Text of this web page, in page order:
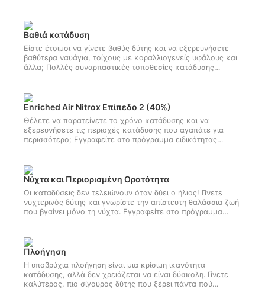
αυτό το βασικό μάθημα ειδικότητας τώρα!!
Βαθιά κατάδυση
Είστε έτοιμοι να γίνετε βαθύς δύτης και να εξερευνήσετε
βαθύτερα ναυάγια, τοίχους με κοραλλιογενείς υφάλους και
άλλα; Πολλές συναρπαστικές τοποθεσίες κατάδυσης
ασφάλεια και σιγουριά. Θα μάθετε πώς να σχεδιάζετε και
να πραγματοποιείτε καταδύσεις σε βάθος μεταξύ 18 και 40
Βαθιάς κατάδυσης της SSI
Enriched Air Nitrox Επίπεδο 2 (40%)
Θέλετε να παρατείνετε το χρόνο κατάδυσης και να
εξερευνήσετε τις περιοχές κατάδυσης που αγαπάτε για
περισσότερο; Εγγραφείτε στο πρόγραμμα ειδικότητας
κατάδυσης, ειδικά τις ημέρες πολλαπλών καταδύσεων, και
βοηθά στην ελαχιστοποίηση της κόπωσης των δύτων.
Αποκτήστε την πιστοποίηση ειδικότητας Enriched Air Nitrox
SSI τώρα!
Νύχτα και Περιορισμένη Ορατότητα
Οι καταδύσεις δεν τελειώνουν όταν δύει ο ήλιος! Γίνετε
νυχτερινός δύτης και γνωρίστε την απίστευτη θαλάσσια ζωή
που βγαίνει μόνο τη νύχτα. Εγγραφείτε στο πρόγραμμα
να καταδύεστε με ασφάλεια τη νύχτα ή σε περιορισμένη
ορατότητα. Με την ολοκλήρωση, θα αποκτήσετε την
πιστοποίηση ειδικότητας για Καταδύσεις τη Νύχτα και σε
Περιορισμένη Ορατότητα της SSI.
Πλοήγηση
Η υποβρύχια πλοήγηση είναι μια κρίσιμη ικανότητα
κατάδυσης, αλλά δεν χρειάζεται να είναι δύσκολη. Γίνετε
καλύτερος, πιο σίγουρος δύτης που ξέρει πάντα πού